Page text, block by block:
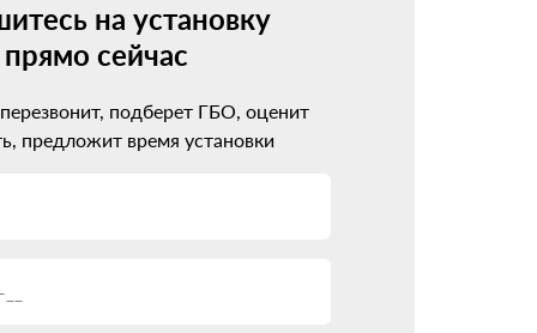
на газ пройдет гладко.
на установку
прямо сейчас
подберет ГБО, оценит
предложит время установки